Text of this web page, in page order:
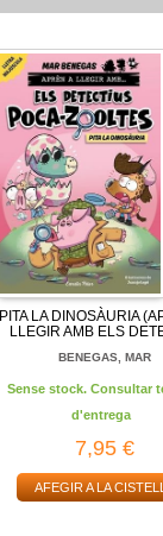
PITA LA DINOSÀURIA
LLEGIR AMB ELS
BENEGAS, MAR
Sense stock. Consultar
d'entrega
7,95 €
AFEGIR A LA